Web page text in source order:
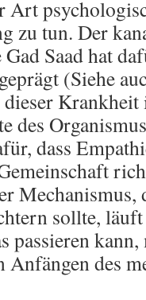
Art
zu tun. Der
Saad hat
(Siehe
des
dass
Mechanismus,
sollte,
passieren
Anfängen des